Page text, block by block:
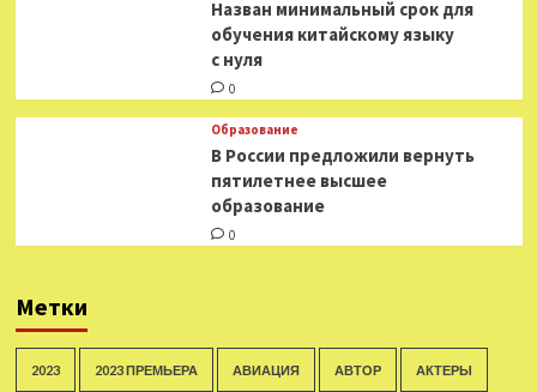
Назван минимальный срок для
обучения китайскому языку
с нуля
0
Образование
В России предложили вернуть
пятилетнее высшее
образование
0
Метки
2023 2023 ПРЕМЬЕРА АВИАЦИЯ АВТОР АКТЕРЫ